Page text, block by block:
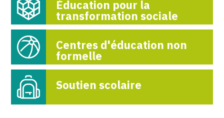
Éducation pour la
transformation sociale
Centres d'éducation non
formelle
Soutien scolaire